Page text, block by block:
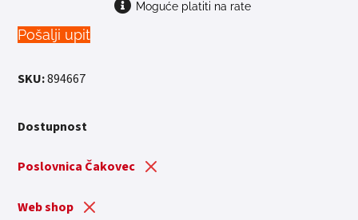
Moguće platiti na rate
Pošalji upit
SKU:894667
Dostupnost
Poslovnica Čakovec
Web shop